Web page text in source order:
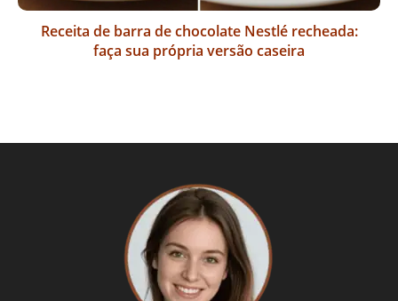
Receita de barra de chocolate Nestlé recheada:
faça sua própria versão caseira